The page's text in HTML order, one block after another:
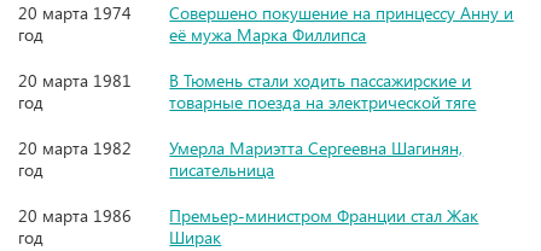
20 марта 1974
год
Совершено покушение на принцессу Анну и
её мужа Марка Филлипса
20 марта 1981
год
В Тюмень стали ходить пассажирские и
товарные поезда на электрической тяге
20 марта 1982
год
Умерла Мариэтта Сергеевна Шагинян,
писательница
20 марта 1986
год
Премьер-министром Франции стал Жак
Ширак